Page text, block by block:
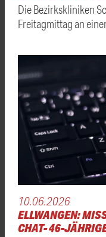
Die Bezirkskliniken
Freitagmittag an
10.06.2026
ELLWANGEN:
CHAT- 46-